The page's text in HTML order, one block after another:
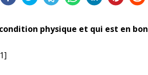
physique et qui est en